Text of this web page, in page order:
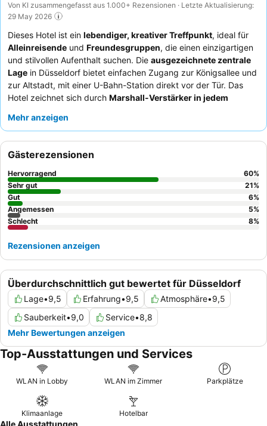
Von KI zusammengefasst aus 1.000+ Rezensionen · Letzte Aktualisierung:
29 May 2026
Dieses Hotel ist ein lebendiger, kreativer Treffpunkt, ideal für
Alleinreisende und Freundesgruppen, die einen einzigartigen
und stilvollen Aufenthalt suchen. Die ausgezeichnete zentrale
Lage in Düsseldorf bietet einfachen Zugang zur Königsallee und
zur Altstadt, mit einer U-Bahn-Station direkt vor der Tür. Das
Hotel zeichnet sich durch Marshall-Verstärker in jedem
musikbegeisterte Gäste anspricht. Die Gäste loben durchweg
vielfältige und hochwertige Frühstücksbuffet
Erlebnis empfiehlt es sich, ein Zimmer mit Gartenblick für einen
ruhigeren Aufenthalt anzufragen.
Mehr anzeigen
Überdurchschnittlich gut bewertet für Düsseldorf
Lage•9,5 Erfahrung•9,5 Atmosphäre•9,5
Sauberkeit•9,0 Service•8,8
Mehr Bewertungen anzeigen
Gästerezensionen
Hervorragend 60%
Sehr gut
21%
Gut
6%
Angemessen
5%
Schlecht
8%
Rezensionen anzeigen
Top-Ausstattungen und Services
WLAN in Lobby WLAN im Zimmer Parkplätze
Klimaanlage Hotelbar